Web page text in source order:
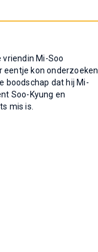
Mi-Soo
eentje kon
boodschap dat hij Mi-
Soo-Kyung en
mis is.